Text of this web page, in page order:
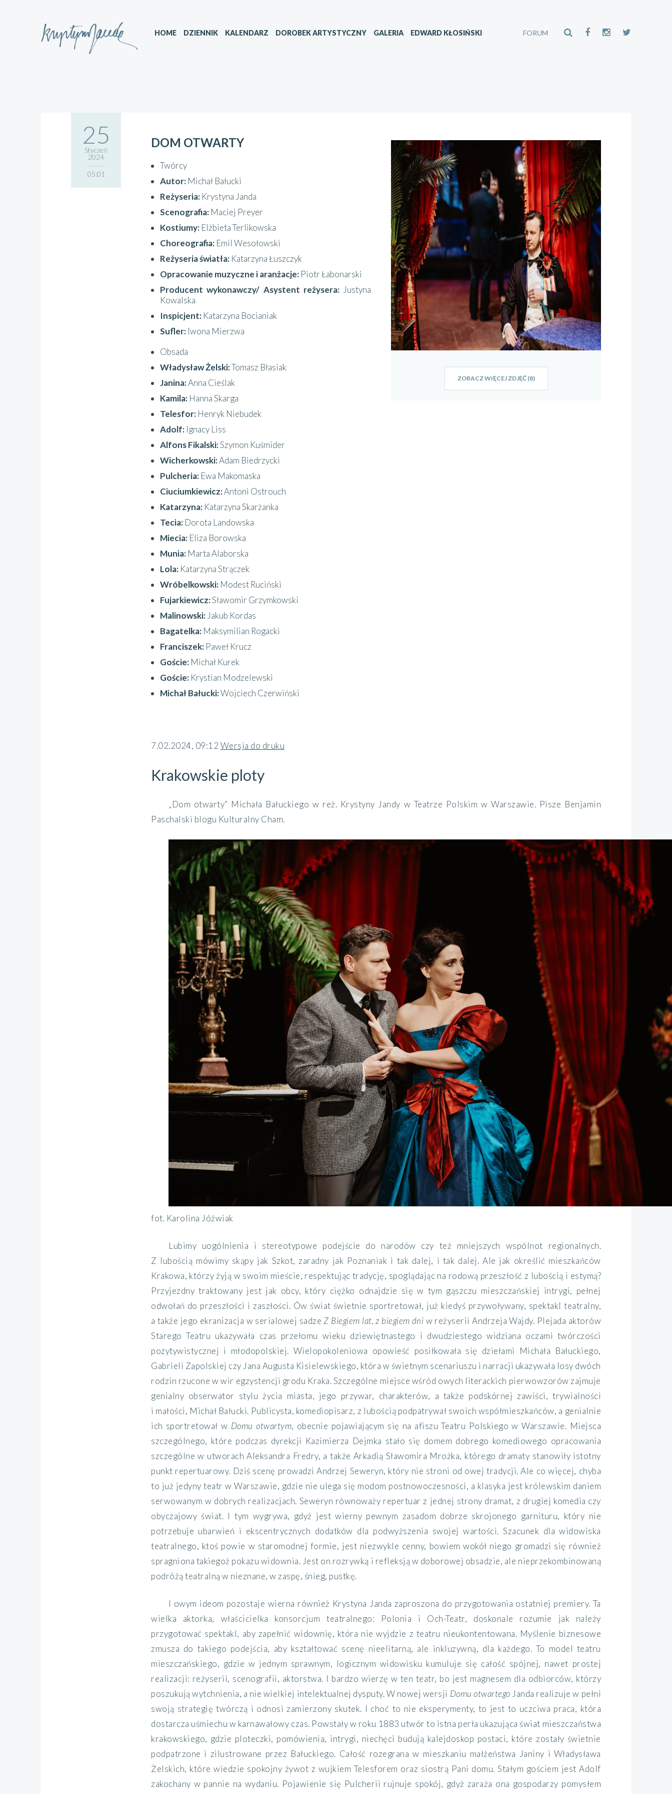
FORUM
HOME DZIENNIK KALENDARZ DOROBEK ARTYSTYCZNY GALERIA EDWARD KŁOSIŃSKI
25
Styczeń
2024
05:01
ZOBACZ WIĘCEJ ZDJĘĆ (8)
DOM OTWARTY
Twórcy
Autor: Michał Bałucki
Reżyseria: Krystyna Janda
Scenografia: Maciej Preyer
Kostiumy: Elżbieta Terlikowska
Choreografia: Emil Wesołowski
Reżyseria światła: Katarzyna Łuszczyk
Opracowanie muzyczne i aranżacje: Piotr Łabonarski
Producent wykonawczy/ Asystent reżysera: Justyna
Kowalska
Inspicjent: Katarzyna Bocianiak
Sufler: Iwona Mierzwa
Obsada
Władysław Żelski:Tomasz Błasiak
Janina:Anna Cieślak
Kamila: Hanna Skarga
Telesfor: Henryk Niebudek
Adolf: Ignacy Liss
Alfons Fikalski:Szymon Kuśmider
Wicherkowski:Adam Biedrzycki
Pulcheria: Ewa Makomaska
Ciuciumkiewicz:Antoni Ostrouch
Katarzyna: Katarzyna Skarżanka
Tecia: Dorota Landowska
Miecia: Eliza Borowska
Munia: Marta Alaborska
Lola: Katarzyna Strączek
Wróbelkowski: Modest Ruciński
Fujarkiewicz:Sławomir Grzymkowski
Malinowski: Jakub Kordas
Bagatelka: Maksymilian Rogacki
Franciszek: Paweł Krucz
Goście: Michał Kurek
Goście: Krystian Modzelewski
Michał Bałucki:Wojciech Czerwiński
7.02.2024, 09:12 Wersja do druku
Krakowskie ploty
„Dom otwarty” Michała Bałuckiego w reż. Krystyny Jandy w Teatrze Polskim w Warszawie. Pisze Benjamin
Paschalski blogu Kulturalny Cham.
fot. Karolina Jóźwiak
Lubimy uogólnienia i stereotypowe podejście do narodów czy też mniejszych wspólnot regionalnych.
Z lubością mówimy skąpy jak Szkot, zaradny jak Poznaniak i tak dalej, i tak dalej. Ale jak określić mieszkańców
Krakowa, którzy żyją w swoim mieście, respektując tradycję, spoglądając na rodową przeszłość z lubością i estymą?
Przyjezdny traktowany jest jak obcy, który ciężko odnajdzie się w tym gąszczu mieszczańskiej intrygi, pełnej
odwołań do przeszłości i zaszłości. Ów świat świetnie sportretował, już kiedyś przywoływany, spektakl teatralny,
a także jego ekranizacja w serialowej sadze Z Biegiem lat, z biegiem dni w reżyserii Andrzeja Wajdy. Plejada aktorów
Starego Teatru ukazywała czas przełomu wieku dziewiętnastego i dwudziestego widziana oczami twórczości
pozytywistycznej i młodopolskiej. Wielopokoleniowa opowieść posiłkowała się dziełami Michała Bałuckiego,
Gabrieli Zapolskiej czy Jana Augusta Kisielewskiego, która w świetnym scenariuszu i narracji ukazywała losy dwóch
rodzin rzucone w wir egzystencji grodu Kraka. Szczególne miejsce wśród owych literackich pierwowzorów zajmuje
genialny obserwator stylu życia miasta, jego przywar, charakterów, a także podskórnej zawiści, trywialności
i małości, Michał Bałucki. Publicysta, komediopisarz, z lubością podpatrywał swoich współmieszkańców, a genialnie
ich sportretował w Domu otwartym, obecnie pojawiającym się na afiszu Teatru Polskiego w Warszawie. Miejsca
szczególnego, które podczas dyrekcji Kazimierza Dejmka stało się domem dobrego komediowego opracowania
szczególne w utworach Aleksandra Fredry, a także Arkadią Sławomira Mrożka, którego dramaty stanowiły istotny
punkt repertuarowy. Dziś scenę prowadzi Andrzej Seweryn, który nie stroni od owej tradycji. Ale co więcej, chyba
to już jedyny teatr w Warszawie, gdzie nie ulega się modom postnowoczesności, a klasyka jest królewskim daniem
serwowanym w dobrych realizacjach. Seweryn równoważy repertuar z jednej strony dramat, z drugiej komedia czy
obyczajowy świat. I tym wygrywa, gdyż jest wierny pewnym zasadom dobrze skrojonego garnituru, który nie
potrzebuje ubarwień i ekscentrycznych dodatków dla podwyższenia swojej wartości. Szacunek dla widowiska
teatralnego, ktoś powie w staromodnej formie, jest niezwykle cenny, bowiem wokół niego gromadzi się również
spragniona takiegoż pokazu widownia. Jest on rozrywką i refleksją w doborowej obsadzie, ale nieprzekombinowaną
podróżą teatralną w nieznane, w zaspę, śnieg, pustkę.
I owym ideom pozostaje wierna również Krystyna Janda zaproszona do przygotowania ostatniej premiery. Ta
wielka aktorka, właścicielka konsorcjum teatralnego: Polonia i Och-Teatr, doskonale rozumie jak należy
przygotować spektakl, aby zapełnić widownię, która nie wyjdzie z teatru nieukontentowana. Myślenie biznesowe
zmusza do takiego podejścia, aby kształtować scenę nieelitarną, ale inkluzywną, dla każdego. To model teatru
mieszczańskiego, gdzie w jednym sprawnym, logicznym widowisku kumuluje się całość spójnej, nawet prostej
realizacji: reżyserii, scenografii, aktorstwa. I bardzo wierzę w ten teatr, bo jest magnesem dla odbiorców, którzy
poszukują wytchnienia, a nie wielkiej intelektualnej dysputy. W nowej wersji Domu otwartego Janda realizuje w pełni
swoją strategię twórczą i odnosi zamierzony skutek. I choć to nie eksperymenty, to jest to uczciwa praca, która
dostarcza uśmiechu w karnawałowy czas. Powstały w roku 1883 utwór to istna perła ukazująca świat mieszczaństwa
krakowskiego, gdzie ploteczki, pomówienia, intrygi, niechęci budują kalejdoskop postaci, które zostały świetnie
podpatrzone i zilustrowane przez Bałuckiego. Całość rozegrana w mieszkaniu małżeństwa Janiny i Władysława
Żelskich, które wiedzie spokojny żywot z wujkiem Telesforem oraz siostrą Pani domu. Stałym gościem jest Adolf
zakochany w pannie na wydaniu. Pojawienie się Pulcherii rujnuje spokój, gdyż zaraża ona gospodarzy pomysłem